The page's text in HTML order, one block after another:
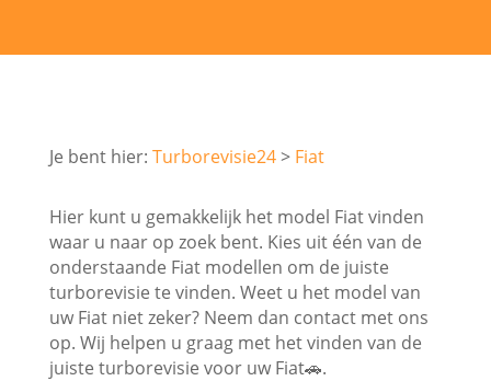
Turborevisie24 Fiat
Hier kunt u gemakkelijk het model Fiat vinden
waar u naar op zoek bent. Kies uit één van de
onderstaande Fiat modellen om de juiste
turborevisie te vinden. Weet u het model van
uw Fiat niet zeker? Neem dan contact met ons
op. Wij helpen u graag met het vinden van de
juiste turborevisie voor uw Fiat🚗.